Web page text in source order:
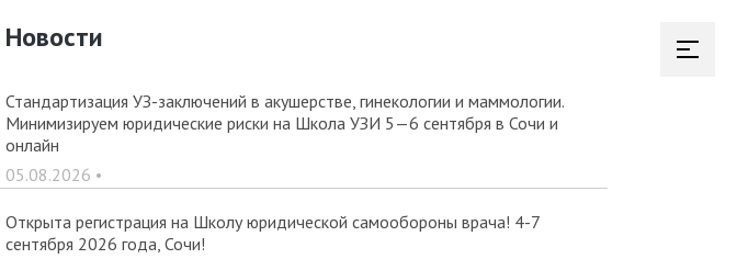
Новости
Стандартизация УЗ-заключений в акушерстве, гинекологии и маммологии.
Минимизируем юридические риски на Школа УЗИ 5—6 сентября в Сочи и
онлайн
05.08.2026 •
Открыта регистрация на Школу юридической самообороны врача! 4-7
сентября 2026 года, Сочи!